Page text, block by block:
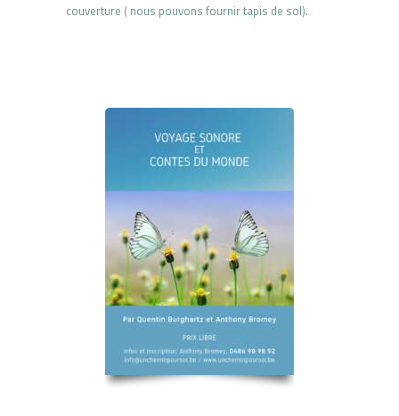
couverture ( nous pouvons fournir tapis de sol).